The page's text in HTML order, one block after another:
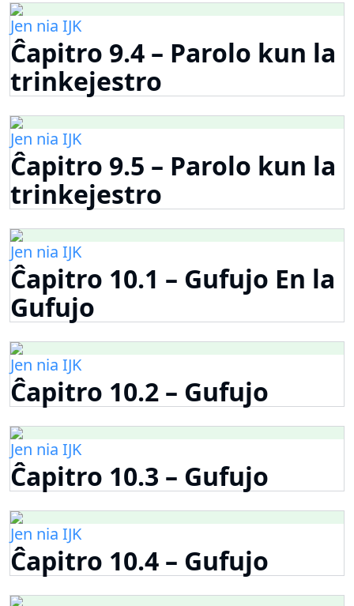
Jen nia IJK
Ĉapitro 9.4 – Parolo kun la
trinkejestro
Jen nia IJK
Ĉapitro 9.5 – Parolo kun la
trinkejestro
Jen nia IJK
Ĉapitro 10.1 – Gufujo En la
Gufujo
Jen nia IJK
Ĉapitro 10.2 – Gufujo
Jen nia IJK
Ĉapitro 10.3 – Gufujo
Jen nia IJK
Ĉapitro 10.4 – Gufujo